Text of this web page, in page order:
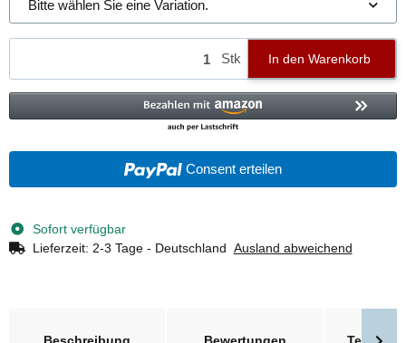
Bitte wählen Sie eine Variation.
Stk In den Warenkorb
Consent erteilen
Sofort verfügbar
Lieferzeit: 2-3 Tage - Deutschland Ausland abweichend